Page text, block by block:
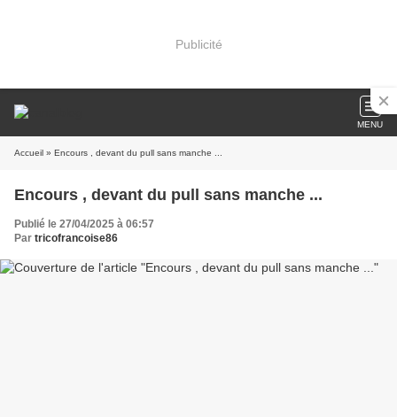
Publicité
MENU
Accueil » Encours , devant du pull sans manche ...
Encours , devant du pull sans manche ...
Publié le 27/04/2025 à 06:57
Par tricofrancoise86